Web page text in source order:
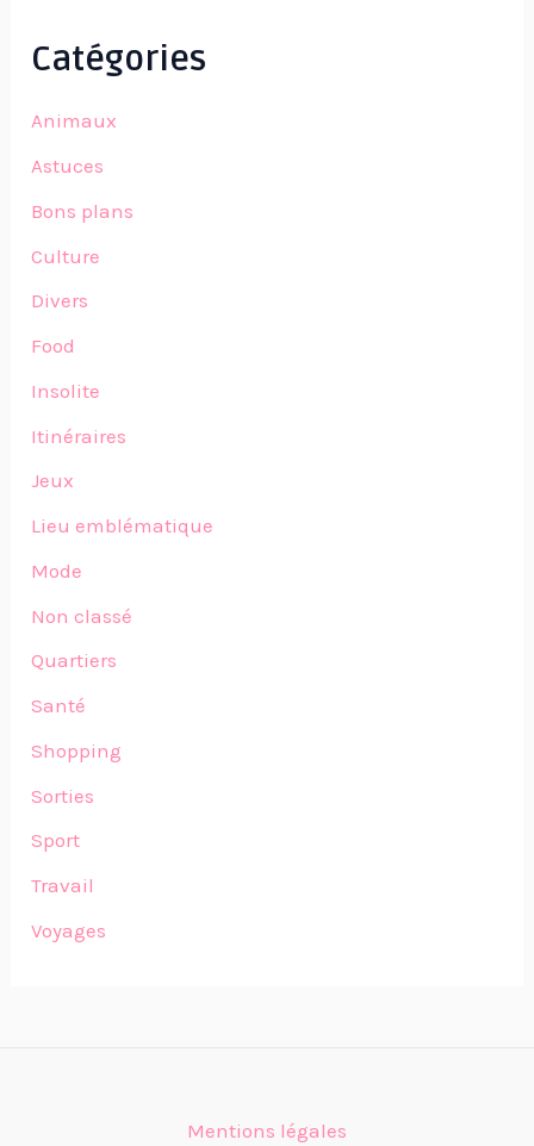
Catégories
Animaux
Astuces
Bons plans
Culture
Divers
Food
Insolite
Itinéraires
Jeux
Lieu emblématique
Mode
Non classé
Quartiers
Santé
Shopping
Sorties
Sport
Travail
Voyages
Mentions légales